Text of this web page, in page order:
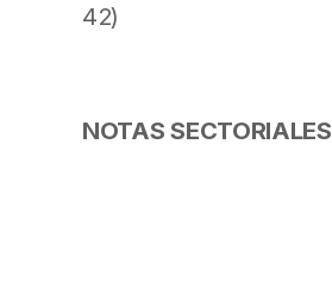
42)
NOTAS SECTORIALES